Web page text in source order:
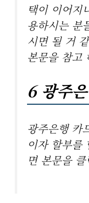
택이 이어지
용하시는 분
시면 될 거
본문을 참고
6 광주
광주은행 카
이자 할부를
면 본문을